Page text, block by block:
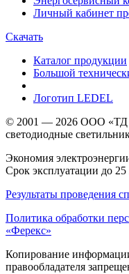
Личный кабинет
Скачать
Каталог продукции
Большой
Логотип LEDEL
© 2001 — 2026 ООО «ТД
светодиодные
Экономия
Срок эксплуатации до 25
Результаты проведения
Политика обработки
«Ферекс»
Копирование
правообладателя